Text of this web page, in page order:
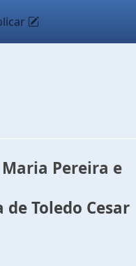
Pereira e
Toledo Cesar